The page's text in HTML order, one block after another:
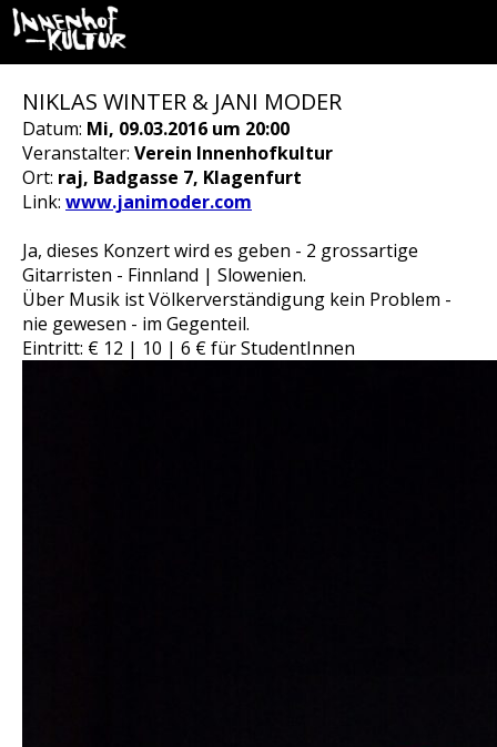
NIKLAS WINTER & JANI MODER
Datum: Mi, 09.03.2016 um 20:00
Veranstalter: Verein Innenhofkultur
Ort: raj, Badgasse 7, Klagenfurt
Link: www.janimoder.com
Ja, dieses Konzert wird es geben - 2 grossartige
Gitarristen - Finnland | Slowenien.
Über Musik ist Völkerverständigung kein Problem -
nie gewesen - im Gegenteil.
Eintritt: € 12 | 10 | 6 € für StudentInnen